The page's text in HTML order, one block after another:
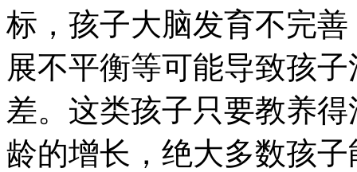
标，孩子大脑发育不完
展不平衡等可能导致孩
差。这类孩子只要教养
龄的增长，绝大多数孩